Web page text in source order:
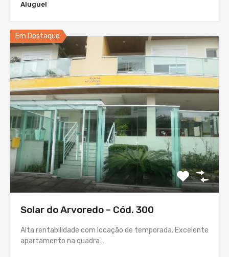
Aluguel
Em Destaque
Solar do Arvoredo – Cód. 300
Alta rentabilidade com locação de temporada. Excelente
apartamento na quadra…